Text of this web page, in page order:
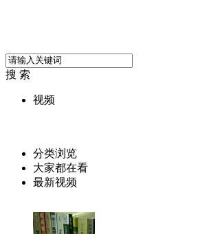
搜 索
视频
分类浏览
大家都在看
最新视频